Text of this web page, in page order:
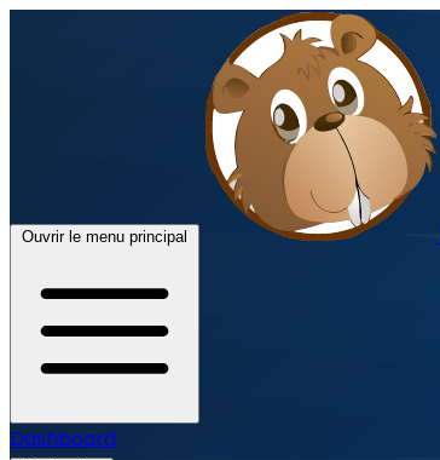
Ouvrir le menu principal
Dashboard